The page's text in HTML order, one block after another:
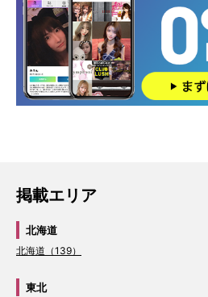
掲載エリア
北海道
北海道（139）
東北